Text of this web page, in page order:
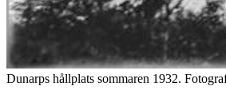
Dunarps hållplats sommaren 1932.